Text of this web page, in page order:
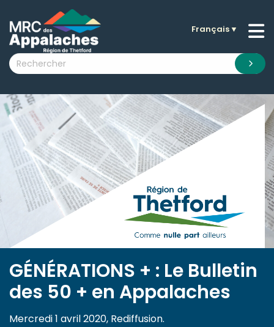
submenu (La MRC )
submenu (Citoyens )
submenu (Visiteurs )
submenu (Nouvelles )
submenu (Documentation )
Français▼
GÉNÉRATIONS + : Le Bulletin
des 50 + en Appalaches
Mercredi 1 avril 2020, Rediffusion.